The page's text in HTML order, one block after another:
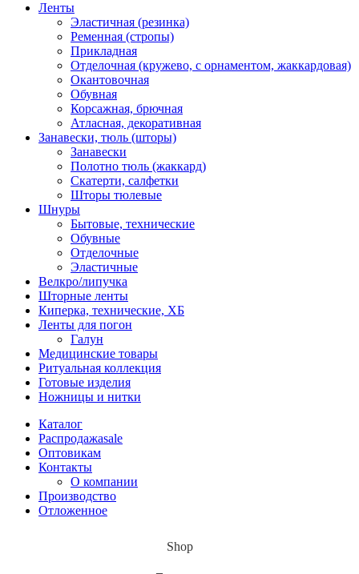
Ленты
Эластичная (резинка)
Ременная (стропы)
Прикладная
Отделочная (кружево, с орнаментом, жаккардовая)
Окантовочная
Обувная
Корсажная, брючная
Атласная, декоративная
Занавески, тюль (шторы)
Занавески
Полотно тюль (жаккард)
Скатерти, салфетки
Шторы тюлевые
Шнуры
Бытовые, технические
Обувные
Отделочные
Эластичные
Велкро/липучка
Шторные ленты
Киперка, технические, ХБ
Ленты для погон
Галун
Медицинские товары
Ритуальная коллекция
Готовые изделия
Ножницы и нитки
Каталог
Распродажаsale
Оптовикам
Контакты
О компании
Производство
Отложенное
Shop